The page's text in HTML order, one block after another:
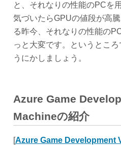
と、それなりの性能のPCを
気づいたらGPUの値段が高
る昨今、それなりの性能の
っと大変です。というとこ
うにかしましょう。
Azure Game
Machineの紹介
[Azure Game Development